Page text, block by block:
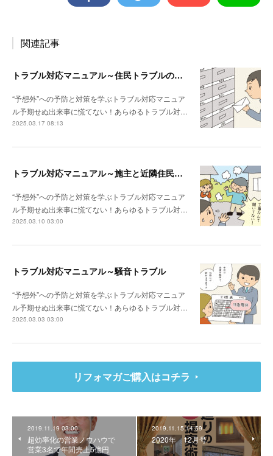
関連記事
トラブル対応マニュアル～住民トラブルの危険度高!! マンションで注意したいポイント
“予想外”への予防と対策を学ぶトラブル対応マニュア
ル予期せぬ出来事に慌てない！あらゆるトラブル対…
2025.03.17 08:13
トラブル対応マニュアル～施主と近隣住民との関係性が悪い場合は？
“予想外”への予防と対策を学ぶトラブル対応マニュア
ル予期せぬ出来事に慌てない！あらゆるトラブル対…
2025.03.10 03:00
トラブル対応マニュアル～騒音トラブル
“予想外”への予防と対策を学ぶトラブル対応マニュア
ル予期せぬ出来事に慌てない！あらゆるトラブル対…
2025.03.03 03:00
リフォマガご購入はコチラ
2019.11.19 03:00
超効率化の営業ノウハウで
営業3名で年間売上5億円
2019.11.15 14:59
2020年 12月号